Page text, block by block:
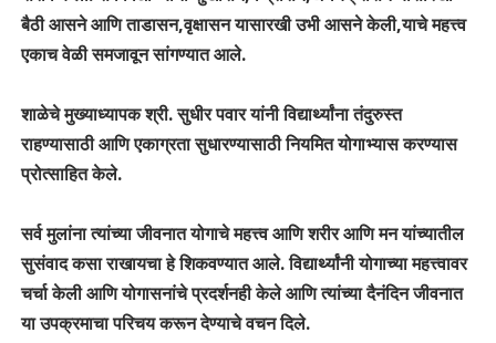
बैठी आसने आणि ताडासन,वृक्षासन यासारखी उभी आसने केली,याचे महत्त्व
एकाच वेळी समजावून सांगण्यात आले.
शाळेचे मुख्याध्यापक श्री. सुधीर पवार यांनी विद्यार्थ्यांना तंदुरुस्त
राहण्यासाठी आणि एकाग्रता सुधारण्यासाठी नियमित योगाभ्यास करण्यास
प्रोत्साहित केले.
सर्व मुलांना त्यांच्या जीवनात योगाचे महत्त्व आणि शरीर आणि मन यांच्यातील
सुसंवाद कसा राखायचा हे शिकवण्यात आले. विद्यार्थ्यांनी योगाच्या महत्त्वावर
चर्चा केली आणि योगासनांचे प्रदर्शनही केले आणि त्यांच्या दैनंदिन जीवनात
या उपक्रमाचा परिचय करून देण्याचे वचन दिले.